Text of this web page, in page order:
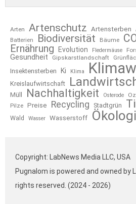
Arten Artenschutz Artensterben
Batterien
Biodiversität Bäume
Ernährung
Evolution Fledermäuse
Gesundheit Gipskarstlandschaft
Insektensterben Ki Klima
Kreislaufwirtschaft
Müll
Nachhaltigkeit Osterode
Pilze Preise Recycling Stadtgrün
Wald
Wasser Wasserstoff
Copyright: LabNews Media LLC, USA
Pugnalom is powered and owned by
rights reserved. (2024 - 2026)